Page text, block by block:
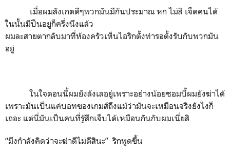
เมื่อผมสังเกตดีๆพวกมันมีกันประมาณ หก ไม่สิ เจ็ดคนได้
ในนั้นมีปืนอยู่ก็ครึ่งนึงแล้ว
ผมละสายตากลับมาที่ห้องครัวเห็นไอริกตั้งท่ารอตั้งรับกับพวกมัน
อยู่
ในใจตอนนี้ผมยังลังเลอยู่เพราะอย่างน้อยซอมบี้ผมยังฆ่าได้
เพราะมันเป็นแค่บอทของเกมส์ถึงแม้ว่ามันจะเหมือนจริงยังไงก็
เถอะ แต่นี่มันเป็นคนที่รู้สึกเจ็บได้เหมือนกันกับผมเนี่ยสิ
“มึงกำลังคิดว่าจะฆ่าดีไม่ดีสินะ” ริกพูดขึ้น